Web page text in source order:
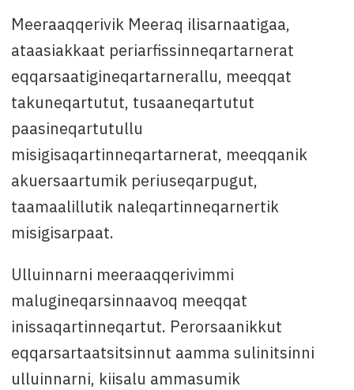
Meeraaqqerivik Meeraq ilisarnaatigaa,
ataasiakkaat periarfissinneqartarnerat
eqqarsaatigineqartarnerallu, meeqqat
takuneqartutut, tusaaneqartutut
paasineqartutullu
misigisaqartinneqartarnerat, meeqqanik
akuersaartumik periuseqarpugut,
taamaalillutik naleqartinneqarnertik
misigisarpaat.
Ulluinnarni meeraaqqerivimmi
malugineqarsinnaavoq meeqqat
inissaqartinneqartut. Perorsaanikkut
eqqarsartaatsitsinnut aamma sulinitsinni
ulluinnarni, kiisalu ammasumik